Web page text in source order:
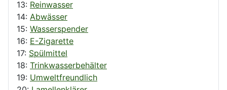
13: Reinwasser
14: Abwässer
15: Wasserspender
16: E-Zigarette
17: Spülmittel
18: Trinkwasserbehälter
19: Umweltfreundlich